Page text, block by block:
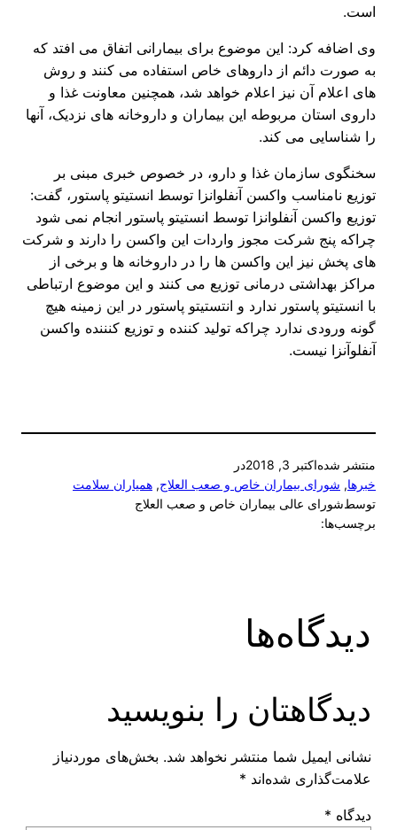
است.
وی اضافه کرد: این موضوع برای بیمارانی اتفاق می افتد که
به صورت دائم از داروهای خاص استفاده می کنند و روش
های اعلام آن نیز اعلام خواهد شد، همچنین معاونت غذا و
داروی استان مربوطه این بیماران و داروخانه های نزدیک، آنها
را شناسایی می کند.
سخنگوی سازمان غذا و دارو، در خصوص خبری مبنی بر
توزیع نامناسب واکسن آنفلوانزا توسط انستیتو پاستور، گفت:
توزیع واکسن آنفلوانزا توسط انستیتو پاستور انجام نمی شود
چراکه پنج شرکت مجوز واردات این واکسن را دارند و شرکت
های پخش نیز این واکسن ها را در داروخانه ها و برخی از
مراکز بهداشتی درمانی توزیع می کنند و این موضوع ارتباطی
با انستیتو پاستور ندارد و انتستیتو پاستور در این زمینه هیچ
گونه ورودی ندارد چراکه تولید کننده و توزیع کنننده واکسن
آنفلوآنزا نیست.
منتشر شدهاکتبر 3, 2018
در
خبرها, شورای بیماران خاص و صعب العلاج, همیاران سلامت
توسطشورای عالی بیماران خاص و صعب العلاج
برچسب‌ها:
دیدگاه‌ها
دیدگاهتان را بنویسید
نشانی ایمیل شما منتشر نخواهد شد. بخش‌های موردنیاز
علامت‌گذاری شده‌اند *
دیدگاه *